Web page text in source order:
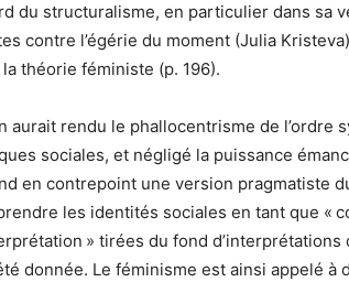
du structuralisme, en particulier dans sa
contre l’égérie du moment (Julia
théorie féministe (p. 196).
aurait rendu le phallocentrisme de
sociales, et négligé la puissance
en contrepoint une version pragmatiste
les identités sociales en tant que «
» tirées du fond
donnée. Le féminisme est ainsi appelé